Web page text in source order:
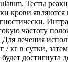
Тесты
крови
частоту
лечения
/ кг в сутки,
достигнута